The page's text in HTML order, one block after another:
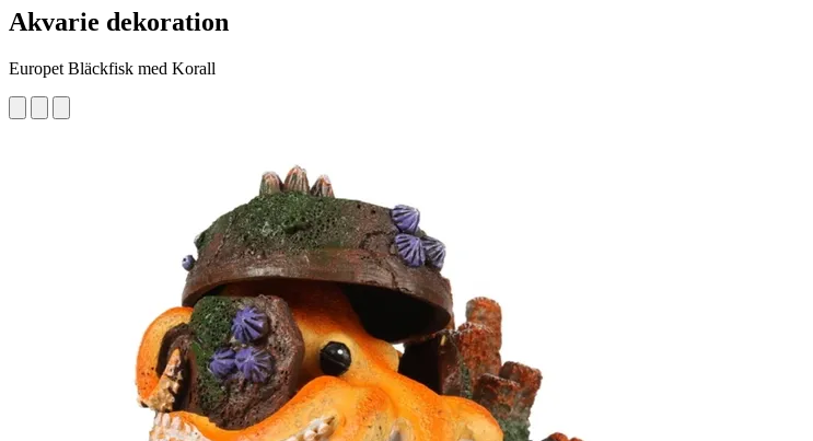
Akvarie dekoration
Europet Bläckfisk med Korall